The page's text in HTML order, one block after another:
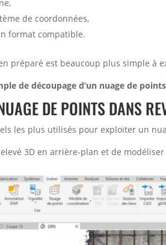
de coordonnées,
format compatible.
préparé est beaucoup plus simple à
de découpage d’un nuage de
DE POINTS DANS
les plus utilisés pour exploiter un
3D en arrière-plan et de